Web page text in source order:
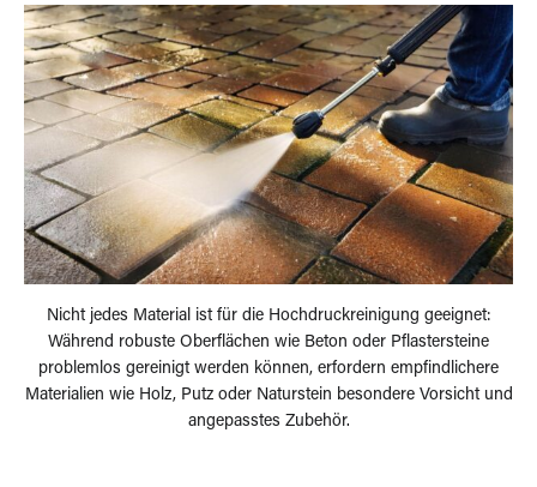
Nicht jedes Material ist für die Hochdruckreinigung geeignet:
Während robuste Oberflächen wie Beton oder Pflastersteine
problemlos gereinigt werden können, erfordern empfindlichere
Materialien wie Holz, Putz oder Naturstein besondere Vorsicht und
angepasstes Zubehör.